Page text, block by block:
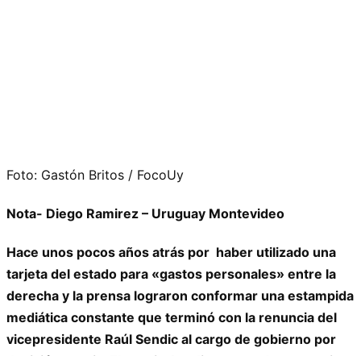
Foto: Gastón Britos / FocoUy
Nota- Diego Ramirez – Uruguay Montevideo
Hace unos pocos años atrás por haber utilizado una
tarjeta del estado para «gastos personales» entre la
derecha y la prensa lograron conformar una estampida
mediática constante que terminó con la renuncia del
vicepresidente Raúl Sendic al cargo de gobierno por